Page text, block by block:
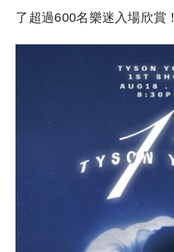
了超過600名樂迷入場欣賞！